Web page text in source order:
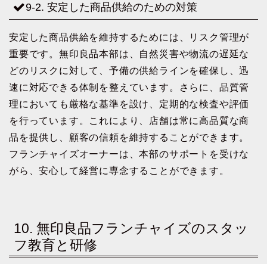
9-2. 安定した商品供給のための対策
安定した商品供給を維持するためには、リスク管理が
重要です。無印良品本部は、自然災害や物流の遅延な
どのリスクに対して、予備の供給ラインを確保し、迅
速に対応できる体制を整えています。さらに、品質管
理においても厳格な基準を設け、定期的な検査や評価
を行っています。これにより、店舗は常に高品質な商
品を提供し、顧客の信頼を維持することができます。
フランチャイズオーナーは、本部のサポートを受けな
がら、安心して経営に専念することができます。
10. 無印良品フランチャイズのスタッ
フ教育と研修